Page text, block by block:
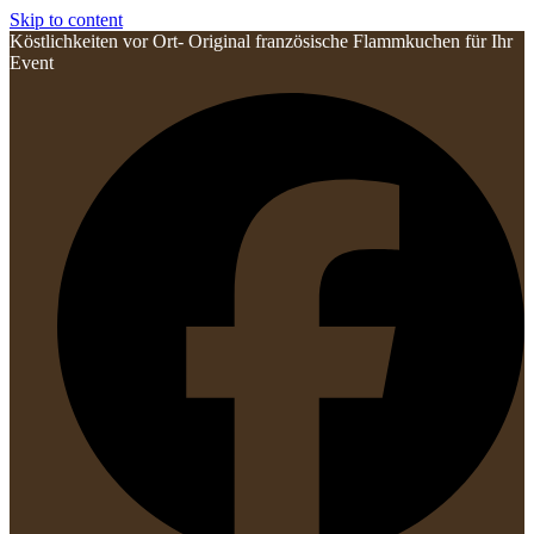
Skip to content
Köstlichkeiten vor Ort- Original französische Flammkuchen für Ihr
Event